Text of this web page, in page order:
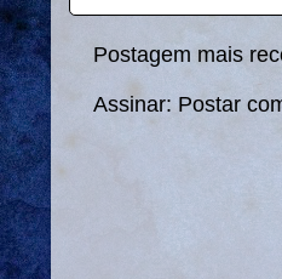
Postagem mais
Assinar: Postar